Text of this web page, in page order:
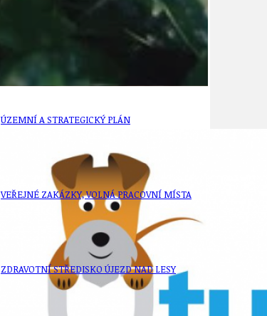
ÚZEMNÍ A STRATEGICKÝ PLÁN
VEŘEJNÉ ZAKÁZKY, VOLNÁ PRACOVNÍ MÍSTA
ZDRAVOTNÍ STŘEDISKO ÚJEZD NAD LESY